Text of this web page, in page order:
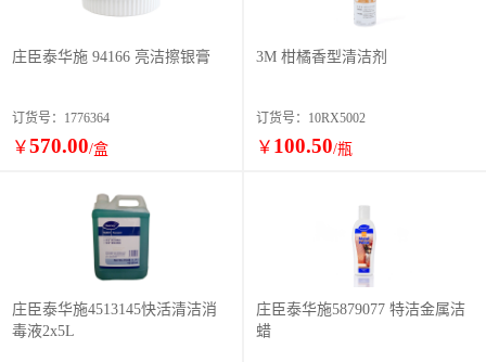
庄臣泰华施 94166 亮洁擦银膏
订货号：1776364
￥570.00/盒
3M 柑橘香型清洁剂
订货号：10RX5002
￥ 100.50/瓶
庄臣泰华施4513145快活清洁消
毒液2x5L
庄臣泰华施5879077 特洁金属洁
蜡